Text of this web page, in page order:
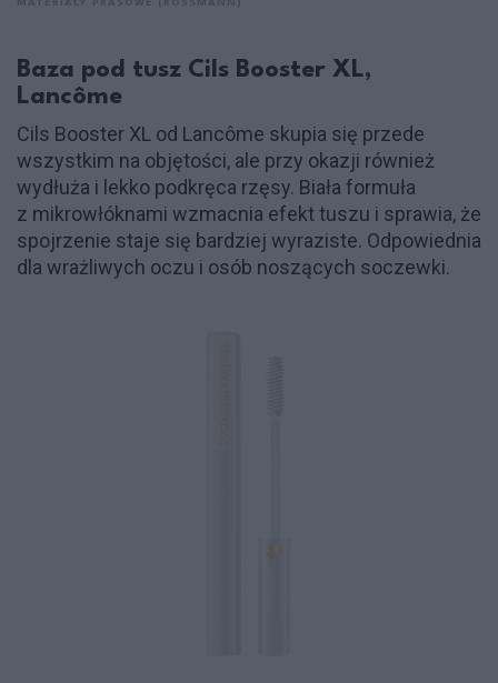
Baza pod tusz Cils Booster XL,
Lancôme
Cils Booster XL od Lancôme skupia się przede
wszystkim na objętości, ale przy okazji również
wydłuża i lekko podkręca rzęsy. Biała formuła
z mikrowłóknami wzmacnia efekt tuszu i sprawia, że
spojrzenie staje się bardziej wyraziste. Odpowiednia
dla wrażliwych oczu i osób noszących soczewki.